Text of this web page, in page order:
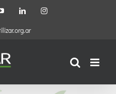
YouTubeLinkedInInstagram